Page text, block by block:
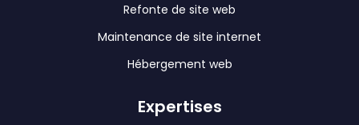
Refonte de site web
Maintenance de site internet
Hébergement web
Expertises